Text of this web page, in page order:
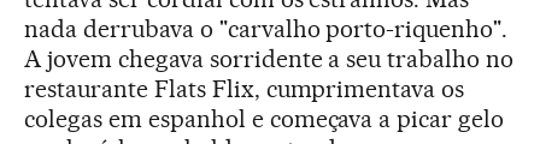
nada derrubava o "carvalho porto-riquenho".
A jovem chegava sorridente a seu trabalho no
restaurante Flats Flix, cumprimentava os
colegas em espanhol e começava a picar gelo